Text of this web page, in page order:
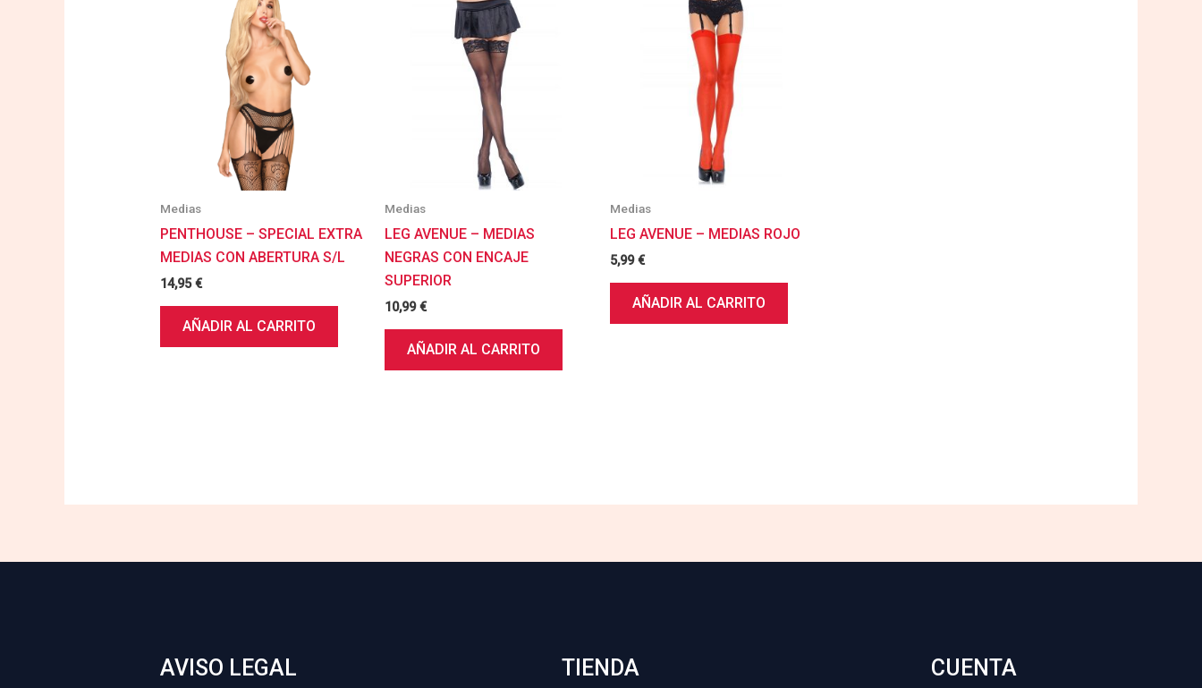
Medias
PENTHOUSE – SPECIAL EXTRA
MEDIAS CON ABERTURA S/L
14,95€
AÑADIR AL CARRITO
Medias
LEG AVENUE – MEDIAS
NEGRAS CON ENCAJE
SUPERIOR
10,99€
AÑADIR AL CARRITO
Medias
LEG AVENUE – MEDIAS ROJO
5,99€
AÑADIR AL CARRITO
AVISO LEGAL TIENDA CUENTA